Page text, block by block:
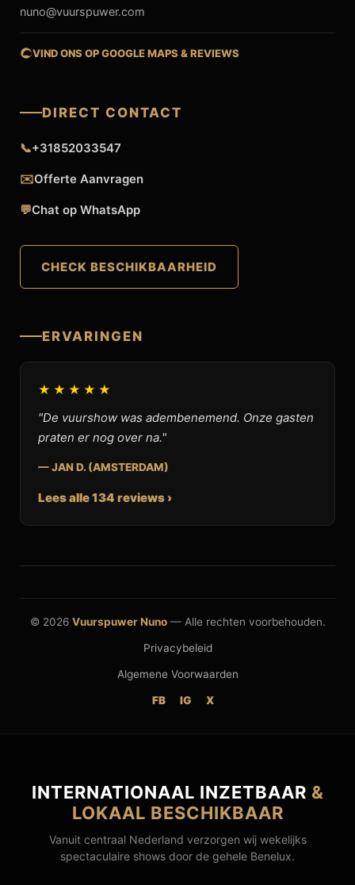
nuno@vuurspuwer.com
VIND ONS OP GOOGLE MAPS & REVIEWS
DIRECT CONTACT
📞+31852033547
✉️Offerte Aanvragen
💬Chat op WhatsApp
CHECK BESCHIKBAARHEID
ERVARINGEN
★★★★★
"De vuurshow was adembenemend. Onze gasten
praten er nog over na."
— JAN D. (AMSTERDAM)
Lees alle 134 reviews ›
© 2026 Vuurspuwer Nuno— Alle rechten voorbehouden.
Privacybeleid
Algemene Voorwaarden
FB IG X
INTERNATIONAAL INZETBAAR &
LOKAAL BESCHIKBAAR
Vanuit centraal Nederland verzorgen wij wekelijks
spectaculaire shows door de gehele Benelux.